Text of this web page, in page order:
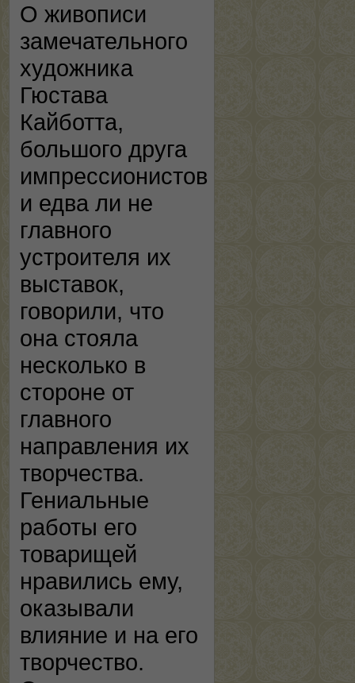
О живописи
замечательного
художника
Гюстава
Кайботта,
большого друга
импрессионистов
и едва ли не
главного
устроителя их
выставок,
говорили, что
она стояла
несколько в
стороне от
главного
направления их
творчества.
Гениальные
работы его
товарищей
нравились ему,
оказывали
влияние и на его
творчество.